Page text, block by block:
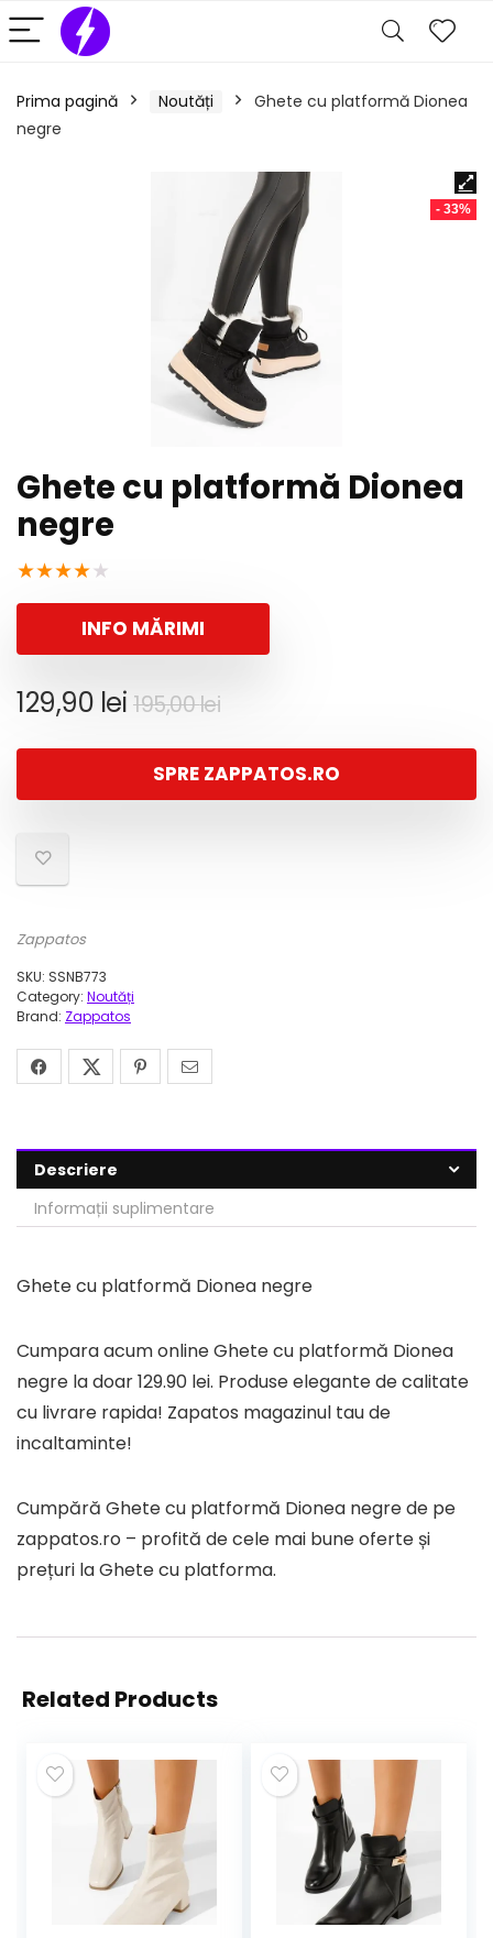
Prima pagină Noutăți
Ghete cu platformă Dionea
negre
- 33%
Ghete cu platformă Dionea
negre
★★★★★
INFO MĂRIMI
195,00leiPrețul
a
fost:
129,90 lei
Prețul
este:
129,90 lei.
SPRE ZAPPATOS.RO
Zappatos
SKU: SSNB773
Category: Noutăți
Brand: Zappatos
Descriere
Informații suplimentare
Ghete cu platformă Dionea negre
Cumpara acum online Ghete cu platformă Dionea
negre la doar 129.90 lei. Produse elegante de calitate
cu livrare rapida! Zapatos magazinul tau de
incaltaminte!
Cumpără Ghete cu platformă Dionea negre de pe
zappatos.ro – profită de cele mai bune oferte și
prețuri la Ghete cu platforma.
Related Products